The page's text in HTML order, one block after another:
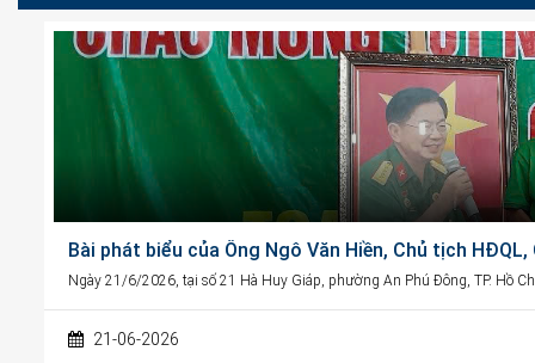
Bài phát biểu của Ông Ngô Văn Hiền, Chủ tịch
Ngày 21/6/2026, tại số 21 Hà Huy Giáp, phường An Phú Đông, TP. Hồ
21-06-2026